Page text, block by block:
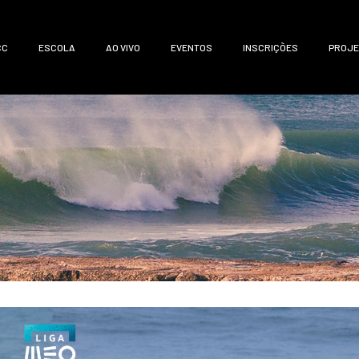
ESCOLA AO VIVO EVENTOS INSCRIÇÕES